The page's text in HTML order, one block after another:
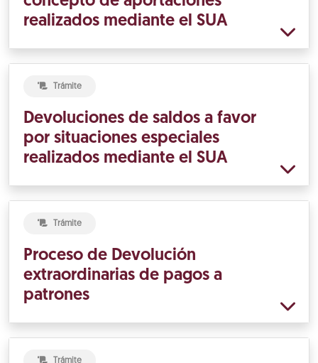
realizados mediante el SUA
Trámite
Devoluciones de saldos a favor
por situaciones especiales
realizados mediante el SUA
Trámite
Proceso de Devolución
extraordinarias de pagos a
patrones
Trámite